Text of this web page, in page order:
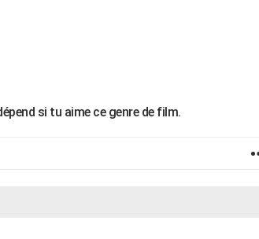
si tu aime ce genre de film.